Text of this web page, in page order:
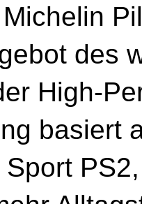
des
High-
basiert